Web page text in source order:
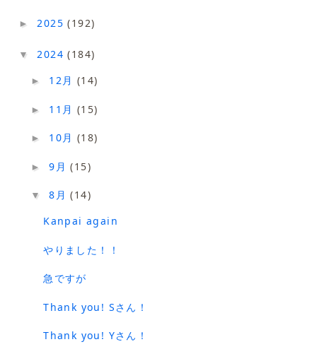
►2025(192)
▼2024(184)
► 12月 (14)
► 11月 (15)
► 10月 (18)
►9月(15)
▼8月(14)
Kanpai again
やりました！！
急ですが
Thank you! Sさん！
Thank you! Yさん！